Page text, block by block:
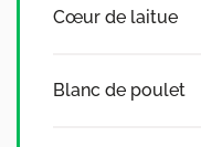
Cœur de laitue
Blanc de poulet